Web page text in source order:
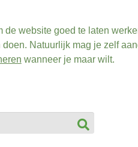
website goed te laten
Natuurlijk mag je zelf
wanneer je maar wilt.